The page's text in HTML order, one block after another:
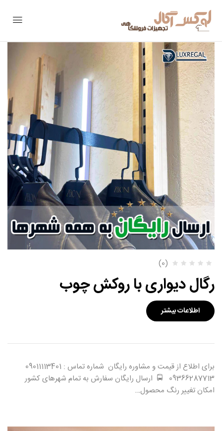
(0)
رگال دیواری با روکش چوب
اطلاعات بیشتر
09366287713 🚍 ارسال رایگان سفارش به تمام شهرهای کشور
امکان تغییر رنگ محصول…